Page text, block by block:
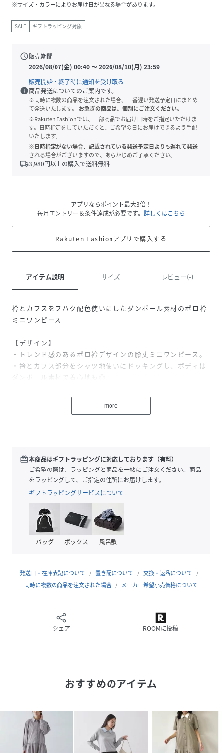
※サイズ・カラーによりお届け日が異なる場合があります。
SALE ギフトラッピング対象
schedule販売期間
2026/08/07(金) 00:40〜2026/08/10(月) 23:59
販売開始・終了時に通知を受け取る
info商品発送についてのご案内です。
※同時に複数の商品を注文された場合、一番遅い発送予定日にまとめ
て発送いたします。
お急ぎの商品は、個別にご注文ください。
※Rakuten Fashionでは、一部商品でお届け日時をご指定いただけま
す。日時指定をしていただくと、ご希望の日にお届けできるよう手配
いたします。
※日時指定がない場合、記載されている発送予定日よりも遅れて発送
される場合がございますので、あらかじめご了承ください。
local_shipping3,980円以上の購入で送料無料
アプリならポイント最大3倍！
毎月エントリー＆条件達成が必要です。 詳しくはこちら
Rakuten Fashionアプリで購入する
アイテム説明 サイズ レビュー(-)
衿とカフスをフハク配色使いにしたダンボール素材のポロ衿
ミニワンピース
【デザイン】
・トレンド感のあるポロ衿デザインの膝丈ミニワンピース。
・衿とカフス部分をシャツ地使いにドッキングし、ボディは
ダンボール素材で着心地も◎
イリングにも最適です。
・異素材配色使いとポロ衿がポイントのワンピースです。
ダンボール素材を使用。
・衿・カフス部分には、シャツ地を使用。
・マシンウォッシャブルでご自宅でのお洗濯も可能。
※裏地なし
※ポケットなし
－－－－－－－－－－－－－－－－－－
「PLAYFULFEMININE」をキーワードに、天然素材と美しく
込んだ新レーベルです
原産国
素材
本体：ポリエステル70％ コットン30％ 衿：ポリ
more
redeem本商品はギフトラッピングに対応しております（有料）
ご希望の際は、ラッピングと商品を一緒にご注文ください。商品
をラッピングして、ご指定の住所にお届けします。
ギフトラッピングサービスについて
バッグ ボックス 風呂敷
発送日・在庫表記について 置き配について
交換・返品について
同時に複数の商品を注文された場合
メーカー希望小売価格について
シェア ROOMに投稿
おすすめのアイテム